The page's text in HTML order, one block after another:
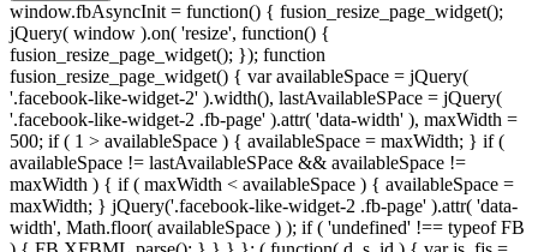
window.fbAsyncInit = function() { fusion_resize_page_widget();
jQuery( window ).on( 'resize', function() {
fusion_resize_page_widget(); }); function
fusion_resize_page_widget() { var availableSpace = jQuery(
'.facebook-like-widget-2' ).width(), lastAvailableSPace = jQuery(
'.facebook-like-widget-2 .fb-page' ).attr( 'data-width' ), maxWidth =
500; if ( 1 > availableSpace ) { availableSpace = maxWidth; } if (
availableSpace != lastAvailableSPace && availableSpace !=
maxWidth ) { if ( maxWidth < availableSpace ) { availableSpace =
maxWidth; } jQuery('.facebook-like-widget-2 .fb-page' ).attr( 'data-
width', Math.floor( availableSpace ) ); if ( 'undefined' !== typeof FB